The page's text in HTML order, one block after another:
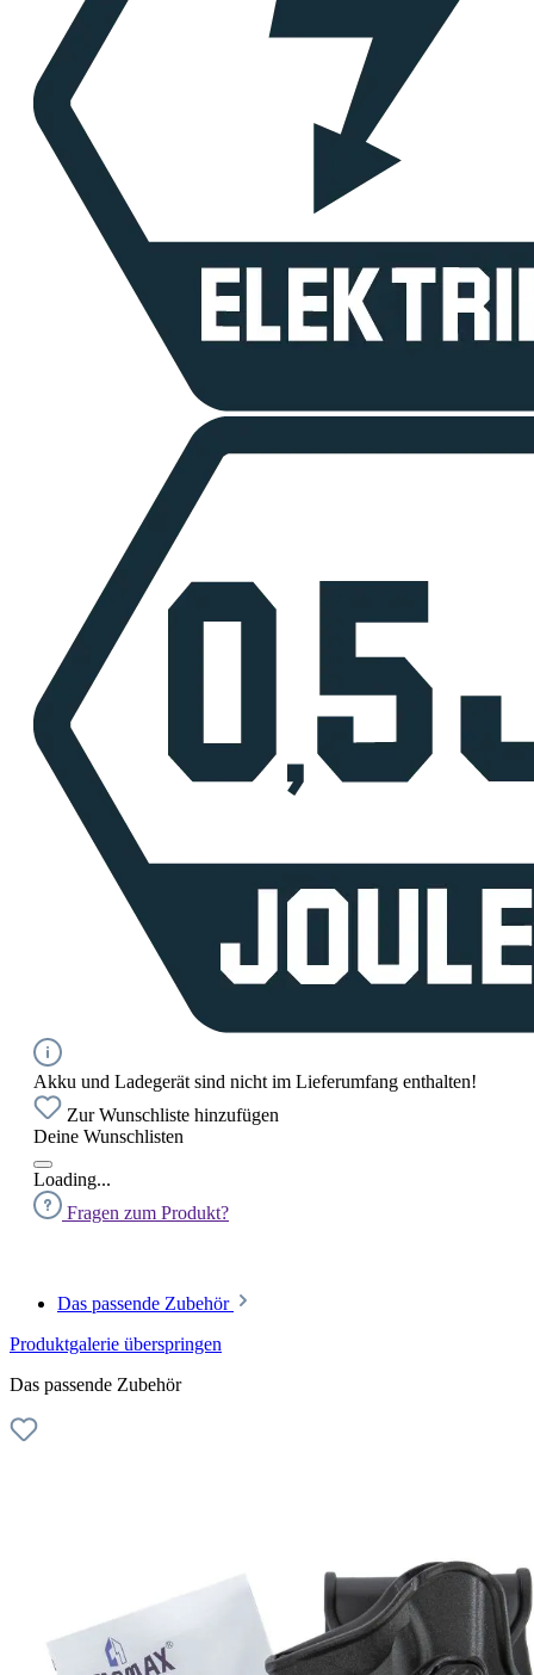
Akku und Ladegerät sind nicht im Lieferumfang enthalten!
Zur Wunschliste hinzufügen
Deine Wunschlisten
Loading...
Fragen zum Produkt?
Das passende Zubehör
Produktgalerie überspringen
Das passende Zubehör